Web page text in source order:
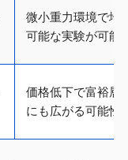
微小重力環境で地
可能な実験が可能
価格低下で富裕層
にも広がる可能性